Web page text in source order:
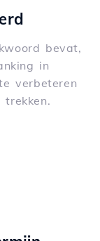
bevat,
in
verbeteren